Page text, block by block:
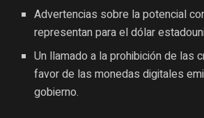
Advertencias sobre la potencial
representan para el dólar
Un llamado a la prohibición de las
favor de las monedas digitales
gobierno.